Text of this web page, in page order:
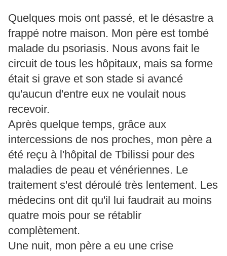
Quelques mois ont passé, et le désastre a
frappé notre maison. Mon père est tombé
malade du psoriasis. Nous avons fait le
circuit de tous les hôpitaux, mais sa forme
était si grave et son stade si avancé
qu'aucun d'entre eux ne voulait nous
recevoir.
Après quelque temps, grâce aux
intercessions de nos proches, mon père a
été reçu à l'hôpital de Tbilissi pour des
maladies de peau et vénériennes. Le
traitement s'est déroulé très lentement. Les
médecins ont dit qu'il lui faudrait au moins
quatre mois pour se rétablir
complètement.
Une nuit, mon père a eu une crise